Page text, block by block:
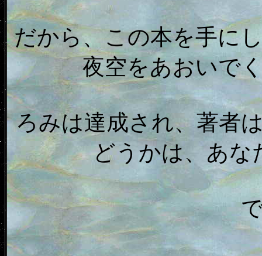
だから、この本を手に
夜空をあおいで
ろみは達成され、著者
どうかは、あな